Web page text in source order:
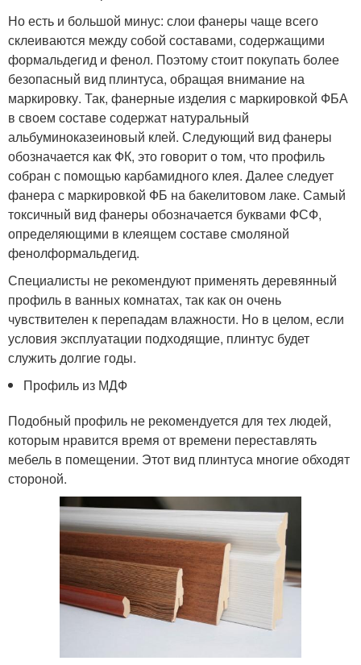
Но есть и большой минус: слои фанеры чаще всего
склеиваются между собой составами, содержащими
формальдегид и фенол. Поэтому стоит покупать более
безопасный вид плинтуса, обращая внимание на
маркировку. Так, фанерные изделия с маркировкой ФБА
в своем составе содержат натуральный
альбуминоказеиновый клей. Следующий вид фанеры
обозначается как ФК, это говорит о том, что профиль
собран с помощью карбамидного клея. Далее следует
фанера с маркировкой ФБ на бакелитовом лаке. Самый
токсичный вид фанеры обозначается буквами ФСФ,
определяющими в клеящем составе смоляной
фенолформальдегид.
Специалисты не рекомендуют применять деревянный
профиль в ванных комнатах, так как он очень
чувствителен к перепадам влажности. Но в целом, если
условия эксплуатации подходящие, плинтус будет
служить долгие годы.
Профиль из МДФ
Подобный профиль не рекомендуется для тех людей,
которым нравится время от времени переставлять
мебель в помещении. Этот вид плинтуса многие обходят
стороной.